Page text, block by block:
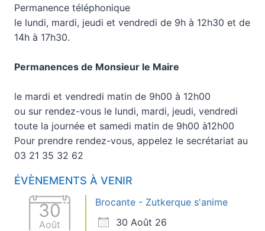
Permanence téléphonique
le lundi, mardi, jeudi et vendredi de 9h à 12h30 et de
14h à 17h30.
Permanences de Monsieur le Maire
le mardi et vendredi matin de 9h00 à 12h00
ou sur rendez-vous le lundi, mardi, jeudi, vendredi
toute la journée et samedi matin de 9h00 à12h00
Pour prendre rendez-vous, appelez le secrétariat au
03 21 35 32 62
ÉVÈNEMENTS À VENIR
30
Août
Brocante - Zutkerque s'anime
30 Août 26